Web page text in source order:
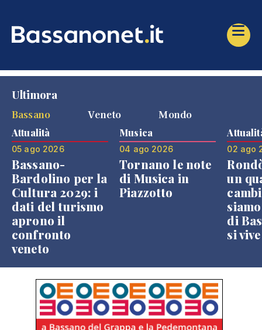
Ultimora
Bassano
Veneto Mondo
Attualità
05 ago 2026
Bassano-
Bardolino per la
Cultura 2029: i
dati del turismo
aprono il
confronto
veneto
Musica
04 ago 2026
Tornano le note
di Musica in
Piazzotto
02 ago
un
di
si